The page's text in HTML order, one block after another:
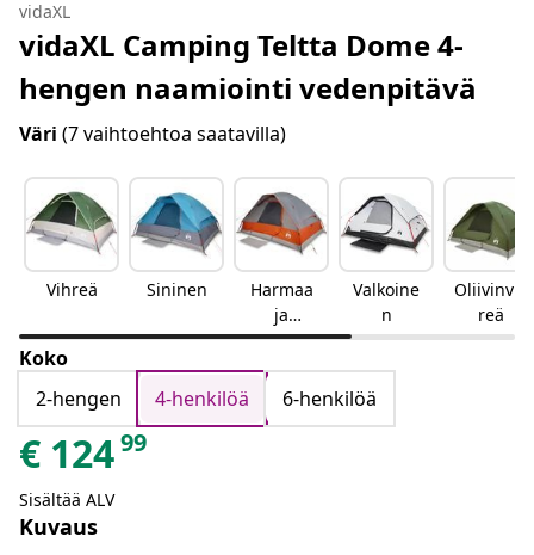
vidaXL
vidaXL Camping Teltta Dome 4-
hengen naamiointi vedenpitävä
Väri (7 vaihtoehtoa saatavilla)
Vihreä Sininen
Harmaa
ja
oranssi
Valkoine
n
Oliivinvih
reä
Koko
2-hengen
4-henkilöä 6-henkilöä
€ 12499
Sisältää ALV
Kuvaus